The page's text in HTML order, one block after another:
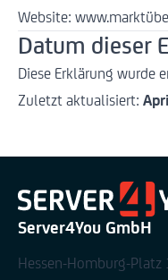
Website:
Datum dieser
Diese Erklärung wurde
Zuletzt aktualisiert:
Server4You GmbH
Hessen-Homburg-Platz